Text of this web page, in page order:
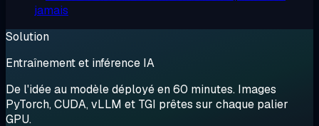
jamais
Solution
Entraînement et inférence IA
De l'idée au modèle déployé en 60 minutes. Images
PyTorch, CUDA, vLLM et TGI prêtes sur chaque palier
GPU.